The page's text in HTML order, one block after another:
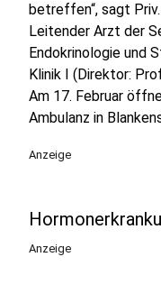
betreffen“, sagt
Leitender Arzt der
Endokrinologie und
Klinik I (Direktor:
Am 17. Februar
Ambulanz in
Anzeige
Anzeige